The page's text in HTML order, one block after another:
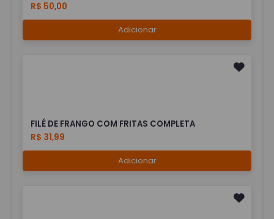
R$ 50,00
Adicionar
FILÉ DE FRANGO COM FRITAS COMPLETA
R$ 31,99
Adicionar